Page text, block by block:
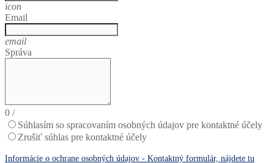
icon
Email
email
Správa
0 /
Súhlasím so spracovaním osobných údajov pre kontaktné účely
Zrušiť súhlas pre kontaktné účely
Informácie o ochrane osobných údajov - Kontaktný formulár, nájdete tu